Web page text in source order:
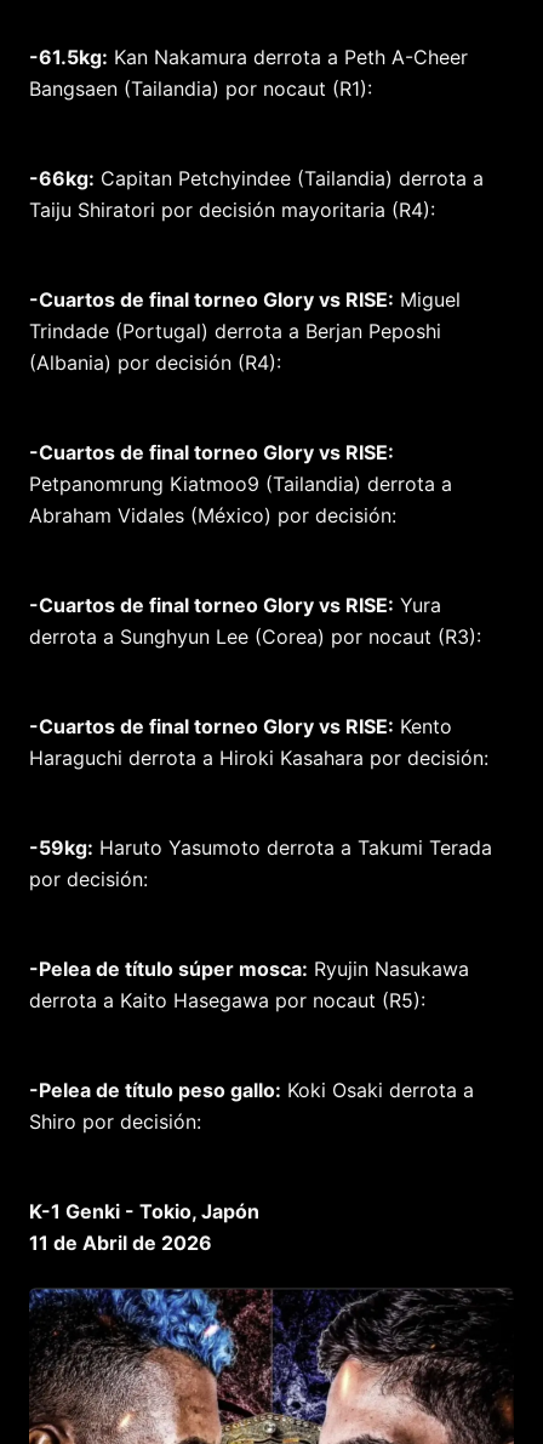
-61.5kg: Kan Nakamura derrota a Peth A-Cheer
Bangsaen (Tailandia) por nocaut (R1):
-66kg: Capitan Petchyindee (Tailandia) derrota a
Taiju Shiratori por decisión mayoritaria (R4):
-Cuartos de final torneo Glory vs RISE: Miguel
Trindade (Portugal) derrota a Berjan Peposhi
(Albania) por decisión (R4):
-Cuartos de final torneo Glory vs RISE:
Petpanomrung Kiatmoo9 (Tailandia) derrota a
Abraham Vidales (México) por decisión:
-Cuartos de final torneo Glory vs RISE: Yura
derrota a Sunghyun Lee (Corea) por nocaut (R3):
-Cuartos de final torneo Glory vs RISE: Kento
Haraguchi derrota a Hiroki Kasahara por decisión:
-59kg: Haruto Yasumoto derrota a Takumi Terada
por decisión:
-Pelea de título súper mosca: Ryujin Nasukawa
derrota a Kaito Hasegawa por nocaut (R5):
-Pelea de título peso gallo: Koki Osaki derrota a
Shiro por decisión:
K-1 Genki - Tokio, Japón
11 de Abril de 2026